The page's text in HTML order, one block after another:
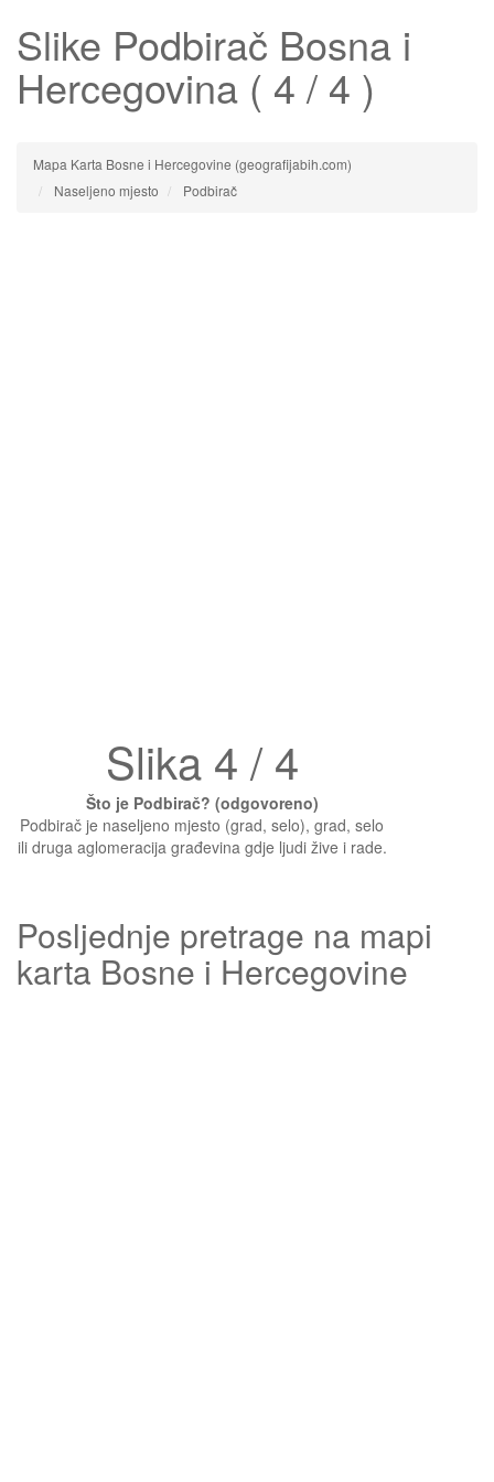
Slike Podbirač Bosna i
Hercegovina ( 4 / 4 )
Mapa Karta Bosne i Hercegovine (geografijabih.com)
Naseljeno mjesto
Podbirač
Slika 4 / 4
Što je Podbirač? (odgovoreno)
Podbirač je naseljeno mjesto (grad, selo), grad, selo
ili druga aglomeracija građevina gdje ljudi žive i rade.
Posljednje pretrage na mapi
karta Bosne i Hercegovine